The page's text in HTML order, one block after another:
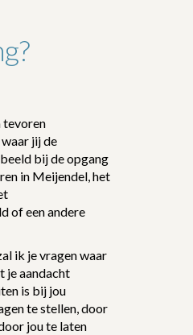
tevoren
jij de
bij de opgang
in Meijendel, het
of een andere
ik je vragen waar
je aandacht
is bij jou
te stellen, door
jou te laten